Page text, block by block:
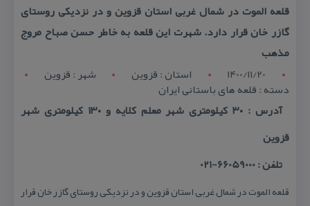
قلعه الموت در شمال غربی استان قزوین و در نزدیكی روستای
گازر خان قرار دارد. شهرت این قلعه به خاطر حسن صباح مروج
مذهب
1400/11/20
استان : قزوين شهر : قزوين
دسته : قلعه های باستانی ایران
آدرس : ۳۰ كیلومتری شهر معلم كلایه و ۱۳۰‌ كیلومتری شهر
قزوین
تلفن : 66059000-021
قلعه الموت در شمال غربی استان قزوین و در نزدیكی روستای گازر خان قرار